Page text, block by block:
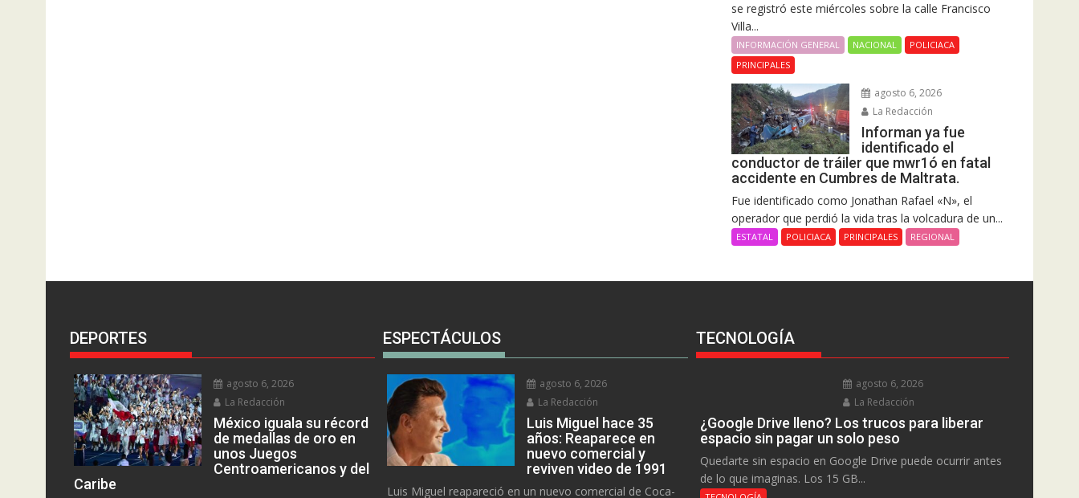
se registró este miércoles sobre la calle Francisco
Villa...
INFORMACIÓN GENERAL NACIONAL
POLICIACA
PRINCIPALES
agosto 6, 2026
La Redacción
Informan ya fue
identificado el
conductor de tráiler que mwr1ó en fatal
accidente en Cumbres de Maltrata.
Fue identificado como Jonathan Rafael «N», el
operador que perdió la vida tras la volcadura de un...
ESTATAL POLICIACA PRINCIPALES REGIONAL
DEPORTES
agosto 6, 2026
La Redacción
México iguala su récord
de medallas de oro en
unos Juegos
Centroamericanos y del
Caribe
ESPECTÁCULOS
agosto 6, 2026
La Redacción
Luis Miguel hace 35
años: Reaparece en
nuevo comercial y
reviven video de 1991
Luis Miguel reapareció en un nuevo comercial de Coca-
TECNOLOGÍA
agosto 6, 2026
La Redacción
¿Google Drive lleno? Los trucos para liberar
espacio sin pagar un solo peso
Quedarte sin espacio en Google Drive puede ocurrir antes
de lo que imaginas. Los 15 GB...